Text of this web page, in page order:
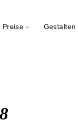
Preise Gestalten